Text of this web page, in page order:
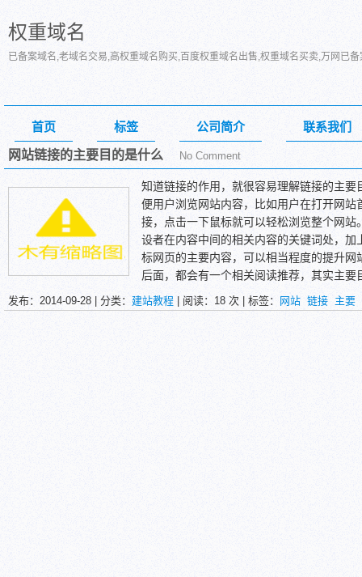
权重域名
已备案域名,老域名交易,高权重域名购买,百度权重域名出售,权重域名买卖,万网已
首页 标签 公司简介 联系我们
网站链接的主要目的是什么 No Comment
知道链接的作用，就很容易理解链接的主
便用户浏览网站内容，比如用户在打开网
接，点击一下鼠标就可以轻松浏览整个网
设者在内容中间的相关内容的关键词处，
标网页的主要内容，可以相当程度的提升
后面，都会有一个相关阅读推荐，其实主
当然了，这样做的另外一个收获，就是可
容。
发布：2014-09-28 | 分类： 建站教程 | 阅读： 18 次 | 标签： 网站 链接 主要